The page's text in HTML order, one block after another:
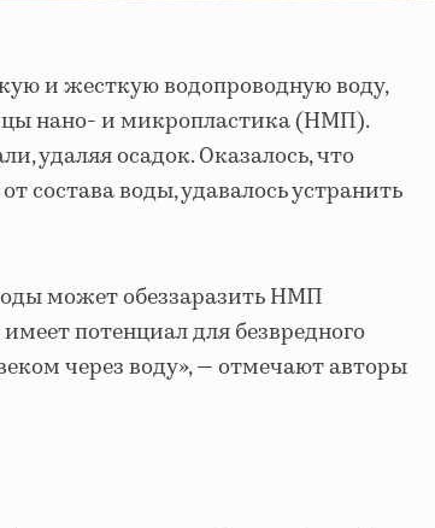
и жесткую водопроводную воду,
нано- и микропластика (НМП).
удаляя осадок. Оказалось, что
состава воды, удавалось устранить
может обеззаразить НМП
потенциал для безвредного
через воду», — отмечают авторы